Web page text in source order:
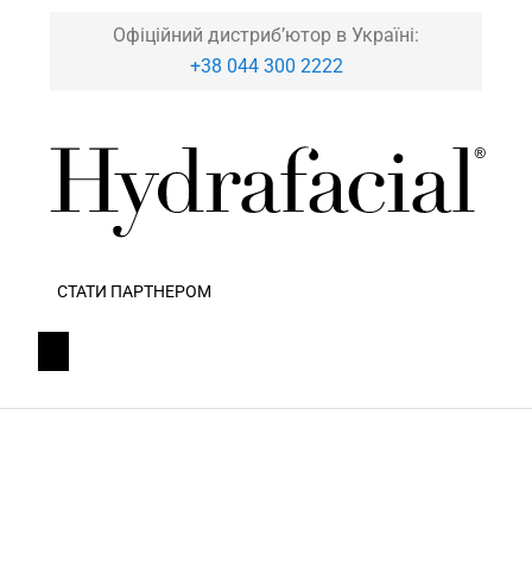
Офіційний дистриб’ютор в Україні:
+38 044 300 2222
СТАТИ ПАРТНЕРОМ